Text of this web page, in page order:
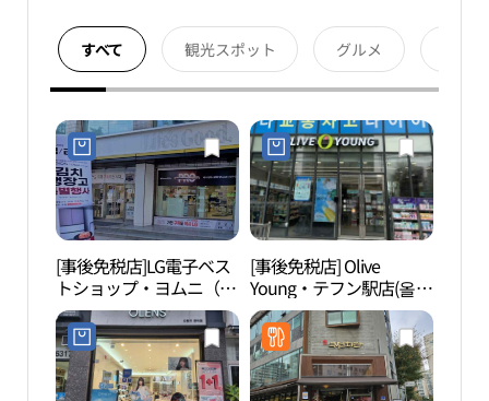
すべて 観光スポット グルメ
[事後免税店]LG電子ベス
トショップ・ヨムニ（塩
里）店(LG전자 베스트샵
염리점)
[事後免税店] Olive
Young・テフン駅店(올리
브영 대흥역점)